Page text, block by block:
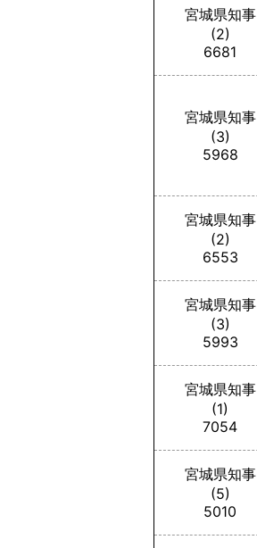
宮城県知事
(2)
6681
宮城県知事
(3)
5968
宮城県知事
(2)
6553
宮城県知事
(3)
5993
宮城県知事
(1)
7054
宮城県知事
(5)
5010